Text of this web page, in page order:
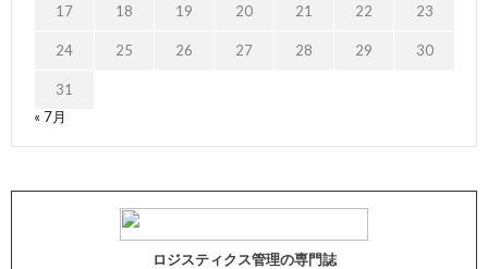
17 18 19 20 21 22 23
24 25 26 27 28 29 30
31
« 7月
ロジスティクス管理の専門誌